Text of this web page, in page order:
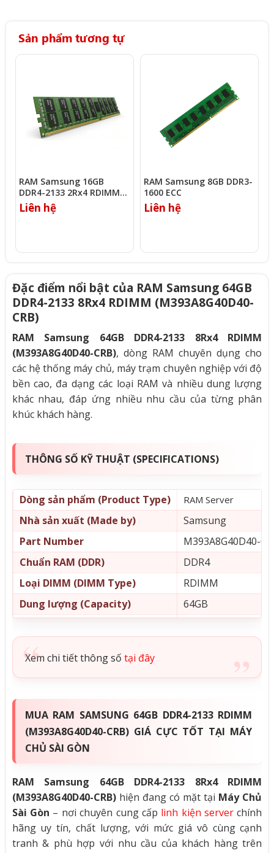
Sản phẩm tương tự
RAM Samsung 16GB
DDR4-2133 2Rx4 RDIMM
(M393A2G40EB1-CPB)
Liên hệ
RAM Samsung 8GB DDR3-
1600 ECC
Liên hệ
Đặc điểm nổi bật của RAM Samsung 64GB
DDR4-2133 8Rx4 RDIMM (M393A8G40D40-
CRB)
RAM Samsung 64GB DDR4-2133 8Rx4 RDIMM
(M393A8G40D40-CRB), dòng RAM chuyên dụng cho
các hệ thống máy chủ, máy trạm chuyên nghiệp với độ
bền cao, đa dạng các loại RAM và nhiều dung lượng
khác nhau, đáp ứng nhiều nhu cầu của từng phân
khúc khách hàng.
THÔNG SỐ KỸ THUẬT (SPECIFICATIONS)
Dòng sản phẩm (Product Type) RAM Server
Nhà sản xuất (Made by)
Samsung
Part Number
M393A8G40D40-
Chuẩn RAM (DDR)
DDR4
Loại DIMM (DIMM Type)
RDIMM
Dung lượng (Capacity)
64GB
Tốc độ Bus (Speed)
2133MHz (PC4-
Điện áp (Voltage)
Number of Pins
288
Cas Latency
CL15
Xem chi tiết thông số tại đây
MUA RAM SAMSUNG 64GB DDR4-2133 RDIMM
(M393A8G40D40-CRB) GIÁ CỰC TỐT TẠI MÁY
CHỦ SÀI GÒN
RAM Samsung 64GB DDR4-2133 8Rx4 RDIMM
(M393A8G40D40-CRB)hiện đang có mặt tại Máy Chủ
Sài Gòn – nơi chuyên cung cấp linh kiện server chính
hãng uy tín, chất lượng, với mức giá vô cùng cạnh
tranh & phù hợp với nhu cầu của khách hàng trên